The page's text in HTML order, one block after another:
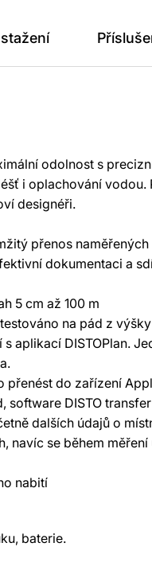
odolnost s
i oplachování
designéři.
přenos
dokumentaci a
5 cm až 100 m
na pád z
aplikací DISTOPlan.
do zařízení
software DISTO
dalších údajů o
se během
nabití
baterie.